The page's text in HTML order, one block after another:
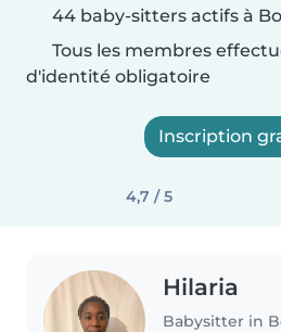
44 baby-sitters actifs à
Tous les membres
d'identité obligatoire
Inscription
4,7 / 5
Hilaria